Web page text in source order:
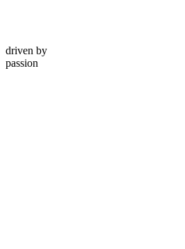
driven by
passion